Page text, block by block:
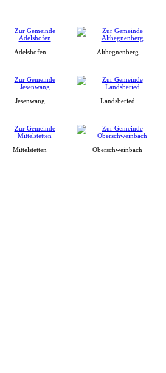
Adelshofen Althegnenberg
Jesenwang Landsberied
Mittelstetten Oberschweinbach